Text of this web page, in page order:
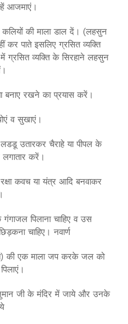
आजमाएं।
की माला डाल दें। (लहसुन
पाते इसलिए ग्रसित व्यक्ति
ग्रसित व्यक्ति के सिरहाने लहसुन
बनाए रखने का प्रयास करें।
व सुखाएं।
उतारकर चैराहे या पीपल के
करें।
कवच या यंत्र आदि बनवाकर
पिलाना चाहिए व उस
चाहिए। नवार्ण
की एक माला जप करके जल को
जी के मंदिर में जाये और उनके